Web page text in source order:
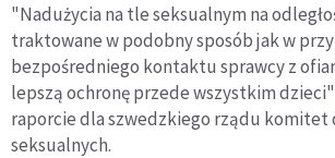
"Nadużycia na tle seksualnym na
traktowane w podobny sposób jak w
bezpośredniego kontaktu sprawcy z
lepszą ochronę przede wszystkim
raporcie dla szwedzkiego rządu komitet
seksualnych.